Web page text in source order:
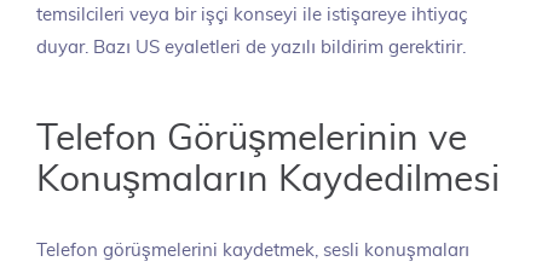
temsilcileri veya bir işçi konseyi ile istişareye ihtiyaç
duyar. Bazı US eyaletleri de yazılı bildirim gerektirir.
Telefon Görüşmelerinin ve
Konuşmaların Kaydedilmesi
Telefon görüşmelerini kaydetmek, sesli konuşmaları